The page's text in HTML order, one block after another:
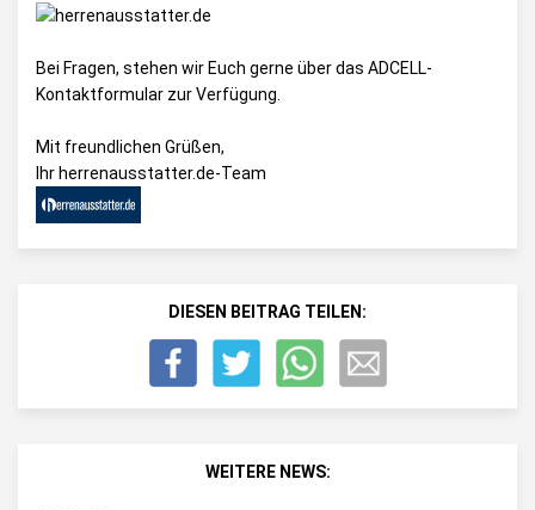
Bei Fragen, stehen wir Euch gerne über das ADCELL-
Kontaktformular zur Verfügung.
Mit freundlichen Grüßen,
Ihr herrenausstatter.de-Team
DIESEN BEITRAG TEILEN:
WEITERE NEWS: